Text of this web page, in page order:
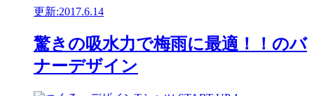
更新:2017.6.14
驚きの吸水力で梅雨に最適！！のバ
ナーデザイン